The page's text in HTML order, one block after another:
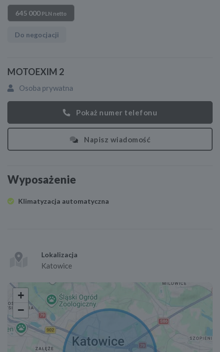
645 000 PLN netto
Do negocjacji
MOTOEXIM 2
Osoba prywatna
Pokaż numer telefonu
Napisz wiadomość
Wyposażenie
Klimatyzacja automatyczna
Lokalizacja
Katowice
+
−